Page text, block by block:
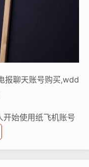
报聊天账号购买,wdd
开始使用纸飞机账号
，如何设置发消息